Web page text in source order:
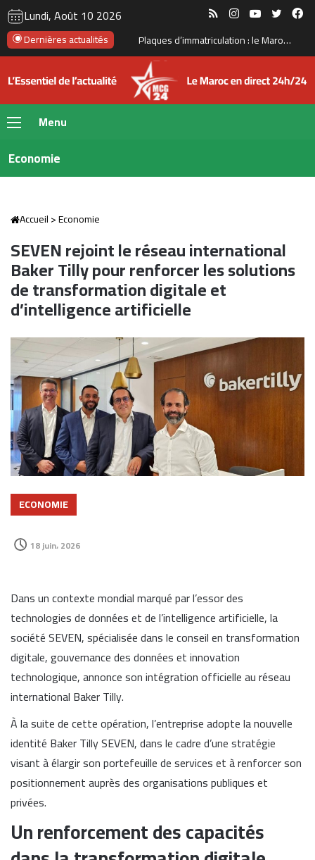
Lundi, Août 10 2026 RSS InstagramYouTube
Dernières actualités Le Maroc renforce sa position dans l’industrie solaire avec une capacité de production proche de 1 GW par an
Menu
Economie
Accueil>Economie
SEVEN rejoint le réseau international
Baker Tilly pour renforcer les solutions
de transformation digitale et
d’intelligence artificielle
ECONOMIE
18 juin، 2026
Dans un contexte mondial marqué par l’essor des
technologies de données et de l’intelligence artificielle, la
société SEVEN, spécialisée dans le conseil en transformation
digitale, gouvernance des données et innovation
technologique, annonce son intégration officielle au réseau
international Baker Tilly.
À la suite de cette opération, l’entreprise adopte la nouvelle
identité Baker Tilly SEVEN, dans le cadre d’une stratégie
visant à élargir son portefeuille de services et à renforcer son
positionnement auprès des organisations publiques et
privées.
Un renforcement des capacités